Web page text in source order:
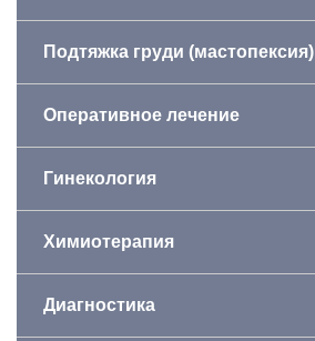
Подтяжка груди (мастопексия)
Оперативное лечение
Гинекология
Химиотерапия
Диагностика